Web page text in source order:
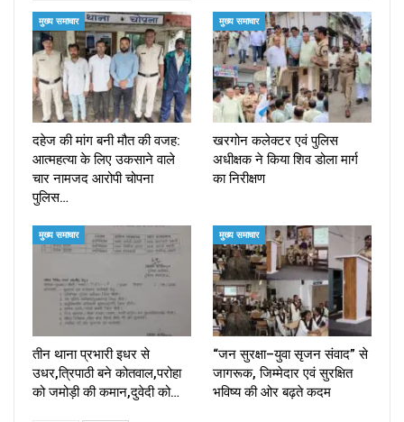
मुख्य समाचार
दहेज की मांग बनी मौत की वजह:
आत्महत्या के लिए उकसाने वाले
चार नामजद आरोपी चोपना
पुलिस…
मुख्य समाचार
खरगोन कलेक्टर एवं पुलिस
अधीक्षक ने किया शिव डोला मार्ग
का निरीक्षण
मुख्य समाचार
तीन थाना प्रभारी इधर से
उधर,त्रिपाठी बने कोतवाल,परोहा
को जमोड़ी की कमान,दुवेदी को…
मुख्य समाचार
“जन सुरक्षा–युवा सृजन संवाद” से
जागरूक, जिम्मेदार एवं सुरक्षित
भविष्य की ओर बढ़ते कदम